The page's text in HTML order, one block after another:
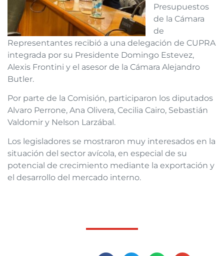
Presupuestos
de la Cámara
de
Representantes recibió a una delegación de CUPRA
integrada por su Presidente Domingo Estevez,
Alexis Frontini y el asesor de la Cámara Alejandro
Butler.
Por parte de la Comisión, participaron los diputados
Alvaro Perrone, Ana Olivera, Cecilia Cairo, Sebastián
Valdomir y Nelson Larzábal.
Los legisladores se mostraron muy interesados en la
situación del sector avícola, en especial de su
potencial de crecimiento mediante la exportación y
el desarrollo del mercado interno.